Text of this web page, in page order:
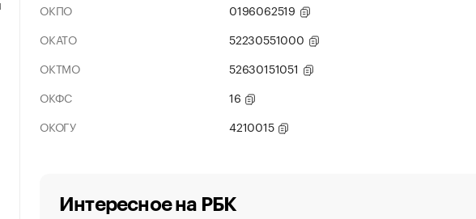
ОКПО
0196062519
ОКАТО
52230551000
ОКТМО
52630151051
ОКФС
16
ОКОГУ
4210015
Интересное на РБК